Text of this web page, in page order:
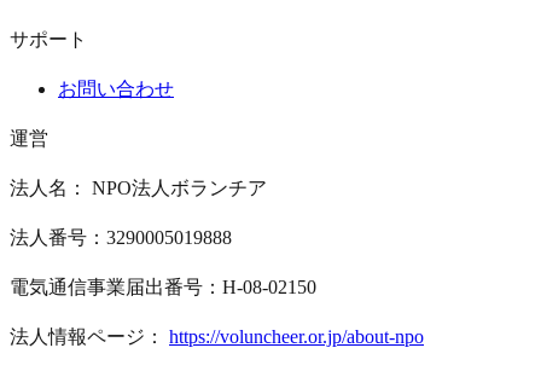
サポート
お問い合わせ
運営
法人名： NPO法人ボランチア
法人番号：3290005019888
電気通信事業届出番号：H-08-02150
法人情報ページ： https://voluncheer.or.jp/about-npo